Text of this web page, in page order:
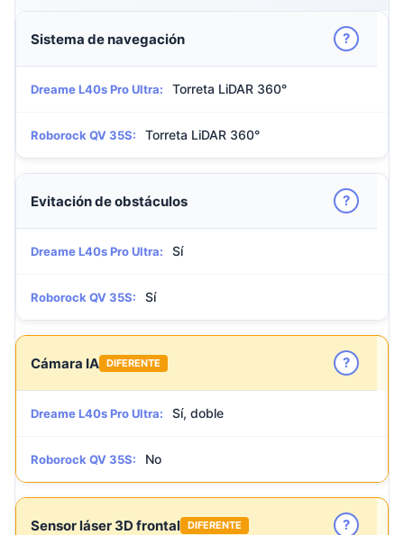
Sistema de navegación ?
Dreame L40s Pro Ultra: Torreta LiDAR 360°
Roborock QV 35S: Torreta LiDAR 360°
Evitación de obstáculos ?
Dreame L40s Pro Ultra: Sí
Roborock QV 35S: Sí
Cámara IA DIFERENTE ?
Dreame L40s Pro Ultra: Sí, doble
Roborock QV 35S: No
Sensor láser 3D frontal DIFERENTE ?